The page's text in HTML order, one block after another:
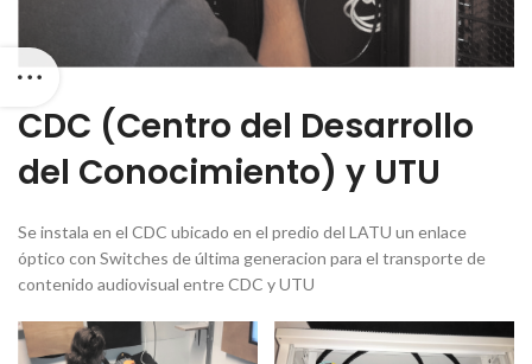
CDC (Centro del Desarrollo
del Conocimiento) y UTU
Se instala en el CDC ubicado en el predio del LATU un enlace
óptico con Switches de última generacion para el transporte de
contenido audiovisual entre CDC y UTU